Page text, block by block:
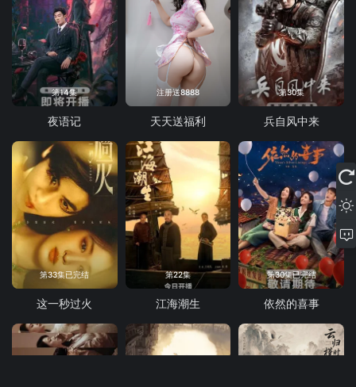
第14集
夜语记
注册送8888
天天送福利
第30集
兵自风中来
第33集已完结
这一秒过火
第22集
江海潮生
第30集已完结
依然的喜事